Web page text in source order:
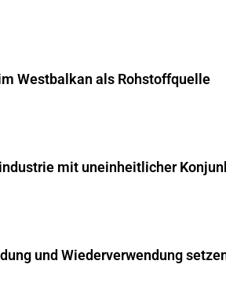
Westbalkan als Rohstoffquelle
mit uneinheitlicher
und Wiederverwendung